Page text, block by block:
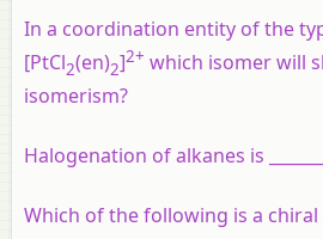
In a coordination entity of the
[PtCl2(en)2]2+ which isomer will
isomerism?
Halogenation of alkanes is
Which of the following is a